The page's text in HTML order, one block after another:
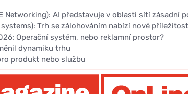
Networking): AI představuje v oblasti sítí zásadní
Trh se zálohováním nabízí nové
Operační systém, nebo reklamní prostor?
dynamiku trhu
produkt nebo službu